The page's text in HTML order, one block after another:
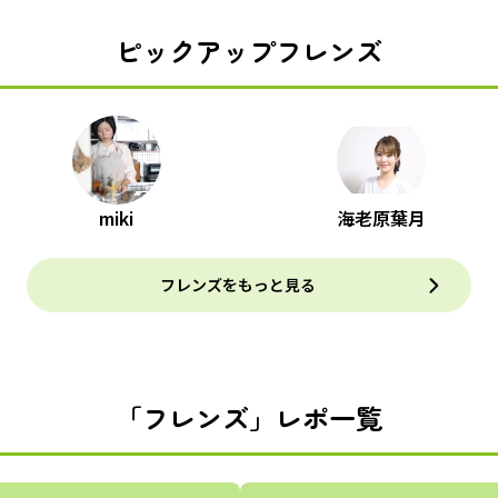
ピックアップフレンズ
miki 海老原葉月
フレンズをもっと見る
「フレンズ」レポ一覧